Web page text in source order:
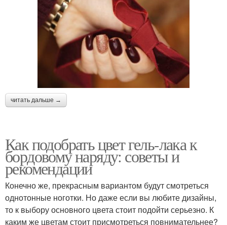
читать дальше →
Как подобрать цвет гель-лака к
бордовому наряду: советы и
рекомендации
Конечно же, прекрасным вариантом будут смотреться
однотонные ноготки. Но даже если вы любите дизайны,
то к выбору основного цвета стоит подойти серьезно. К
каким же цветам стоит присмотреться повнимательнее?